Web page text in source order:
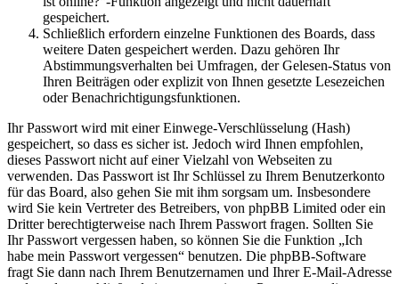
gespeichert.
Schließlich erfordern einzelne Funktionen des Boards, dass
weitere Daten gespeichert werden. Dazu gehören Ihr
Abstimmungsverhalten bei Umfragen, der Gelesen-Status von
Ihren Beiträgen oder explizit von Ihnen gesetzte Lesezeichen
oder Benachrichtigungsfunktionen.
Ihr Passwort wird mit einer Einwege-Verschlüsselung (Hash)
gespeichert, so dass es sicher ist. Jedoch wird Ihnen empfohlen,
dieses Passwort nicht auf einer Vielzahl von Webseiten zu
verwenden. Das Passwort ist Ihr Schlüssel zu Ihrem Benutzerkonto
für das Board, also gehen Sie mit ihm sorgsam um. Insbesondere
wird Sie kein Vertreter des Betreibers, von phpBB Limited oder ein
Dritter berechtigterweise nach Ihrem Passwort fragen. Sollten Sie
Ihr Passwort vergessen haben, so können Sie die Funktion „Ich
habe mein Passwort vergessen“ benutzen. Die phpBB-Software
fragt Sie dann nach Ihrem Benutzernamen und Ihrer E-Mail-Adresse